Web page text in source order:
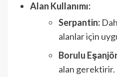
Alan Kullanımı:
Serpantin:
alanlar için
Borulu
alan gerektirir.